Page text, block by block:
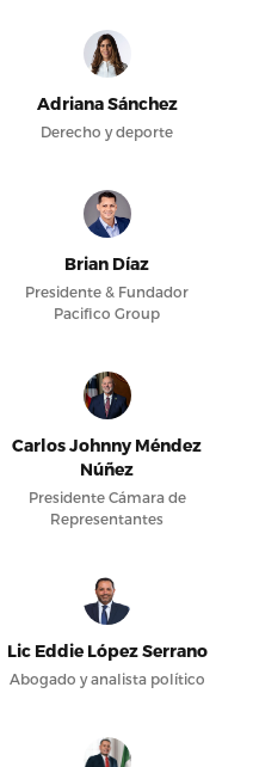
Adriana Sánchez
Derecho y deporte
Brian Díaz
Presidente & Fundador
Pacifico Group
Carlos Johnny Méndez
Núñez
Presidente Cámara de
Representantes
Lic Eddie López Serrano
Abogado y analista político